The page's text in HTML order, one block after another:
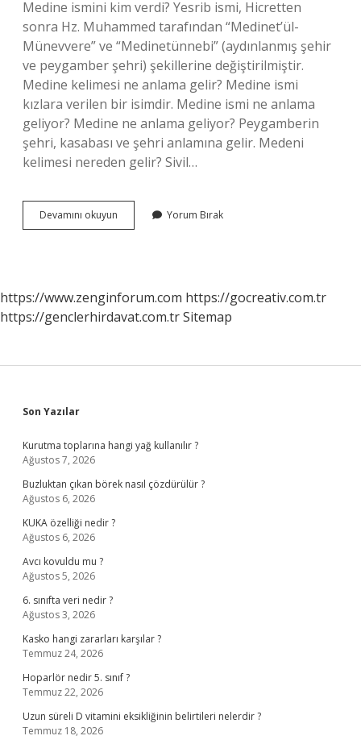
Medine ismini kim verdi? Yesrib ismi, Hicretten
sonra Hz. Muhammed tarafından “Medinet’ül-
Münevvere” ve “Medinetünnebi” (aydınlanmış şehir
ve peygamber şehri) şekillerine değiştirilmiştir.
Medine kelimesi ne anlama gelir? Medine ismi
kızlara verilen bir isimdir. Medine ismi ne anlama
geliyor? Medine ne anlama geliyor? Peygamberin
şehri, kasabası ve şehri anlamına gelir. Medeni
kelimesi nereden gelir? Sivil…
Devamını okuyun
Kelimesi
Yorum Bırak
https://www.zenginforum.com https://gocreativ.com.tr
https://genclerhirdavat.com.trSitemap
Sidebar
Son Yazılar
Kurutma toplarına hangi yağ kullanılır ?
Ağustos 7, 2026
Buzluktan çıkan börek nasıl çözdürülür ?
Ağustos 6, 2026
KUKA özelliği nedir ?
Ağustos 6, 2026
Avcı kovuldu mu ?
Ağustos 5, 2026
6. sınıfta veri nedir ?
Ağustos 3, 2026
Kasko hangi zararları karşılar ?
Temmuz 24, 2026
Hoparlör nedir 5. sınıf ?
Temmuz 22, 2026
Uzun süreli D vitamini eksikliğinin belirtileri nelerdir ?
Temmuz 18, 2026